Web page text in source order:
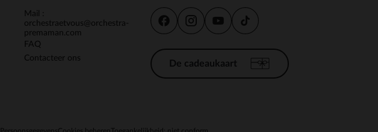
Mail :
orchestraetvous@orchestra-
premaman.com
FAQ
Contacteer ons
De cadeaukaart